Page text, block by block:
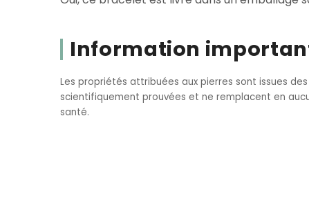
Information
Les propriétés attribuées aux pierres sont issues
scientifiquement prouvées et ne remplacent en
santé.